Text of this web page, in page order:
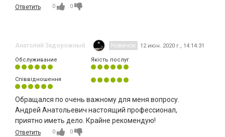
Ответить 0 0
Анатолий Задорожный Новичок 12 июн. 2020 г., 14:14:31
Обслуживание Якість послуг
Співвідношення
Обращался по очень важному для меня вопросу.
Андрей Анатольевич настоящий профессионал,
приятно иметь дело. Крайне рекомендую!
Ответить 0 0